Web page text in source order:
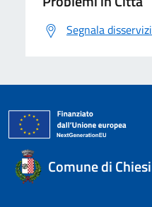
Segnala
Comune di